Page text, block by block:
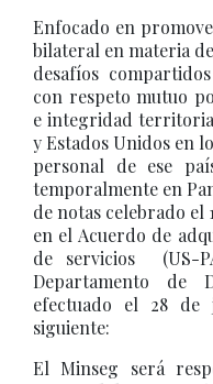
Enfocado en
bilateral en materia
desafíos
con respeto mutuo
e integridad
y Estados Unidos en
personal de ese
temporalmente en
de notas celebrado el
en el Acuerdo de
de servicios (US-
Departamento de
efectuado el 28 de
siguiente:
El Minseg será